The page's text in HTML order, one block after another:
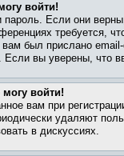
войти!
пароль. Если они
требуется,
вам был прислано
вы уверены, что
войти!
вам при
удаляют
в дискуссиях.